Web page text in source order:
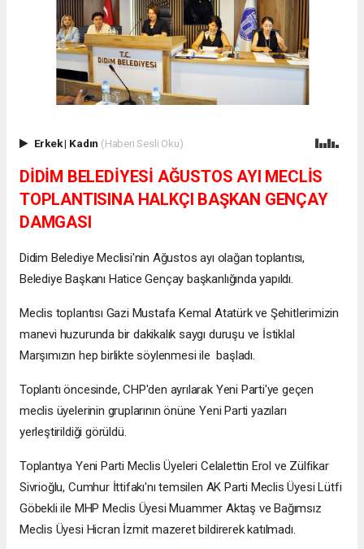
Erkek| Kadın (Haberi Sesli Oku)
DİDİM BELEDİYESİ AĞUSTOS AYI MECLİS
TOPLANTISINA HALKÇI BAŞKAN GENÇAY
DAMGASI
Didim Belediye Meclisi'nin Ağustos ayı olağan toplantısı,
Belediye Başkanı Hatice Gençay başkanlığında yapıldı.
Meclis toplantısı Gazi Mustafa Kemal Atatürk ve Şehitlerimizin
manevi huzurunda bir dakikalık saygı duruşu ve İstiklal
Marşımızın hep birlikte söylenmesi ile başladı.
Toplantı öncesinde, CHP'den ayrılarak Yeni Parti'ye geçen
meclis üyelerinin gruplarının önüne Yeni Parti yazıları
yerleştirildiği görüldü.
Toplantıya Yeni Parti Meclis Üyeleri Celalettin Erol ve Zülfikar
Sivrioğlu, Cumhur İttifakı'nı temsilen AK Parti Meclis Üyesi Lütfi
Göbekli ile MHP Meclis Üyesi Muammer Aktaş ve Bağımsız
Meclis Üyesi Hicran İzmit mazeret bildirerek katılmadı.